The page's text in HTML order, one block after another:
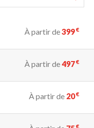
À partir de399€
À partir de497€
À partir de 20€
€